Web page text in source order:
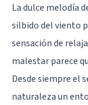
La dulce melodía
silbido del viento
sensación de
malestar parece
Desde siempre el
naturaleza un